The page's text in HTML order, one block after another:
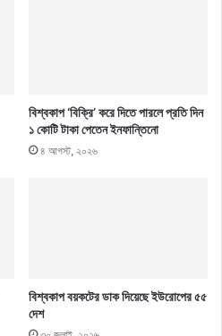
বিশ্বকাপ ‘বিক্রি’ করে দিতে পারলে প্রতি দিন
১ কোটি টাকা পেতেন ইনফান্তিনো
৪ আগস্ট, ২০২৬
বিশ্বকাপ বয়কটের ডাক দিয়েছে ইউরোপের ৫৫
দেশ